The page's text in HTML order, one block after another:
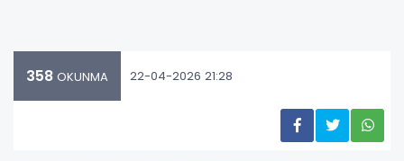
358 OKUNMA 22-04-2026 21:28